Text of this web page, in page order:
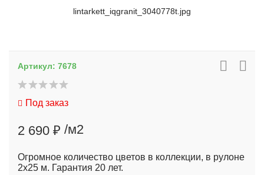
lintarkett_iqgranit_3040778t.jpg
Артикул: 7678
Под заказ
2 690 ₽ /м2
Огромное количество цветов в коллекции, в рулоне
2х25 м. Гарантия 20 лет.